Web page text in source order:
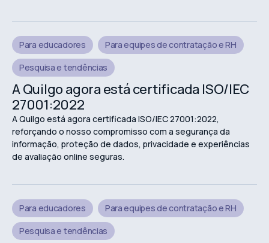
Para educadores
Para equipes de contratação e RH
Pesquisa e tendências
A Quilgo agora está certificada ISO/IEC
27001:2022
A Quilgo está agora certificada ISO/IEC 27001:2022,
reforçando o nosso compromisso com a segurança da
informação, proteção de dados, privacidade e experiências
de avaliação online seguras.
Para educadores
Para equipes de contratação e RH
Pesquisa e tendências